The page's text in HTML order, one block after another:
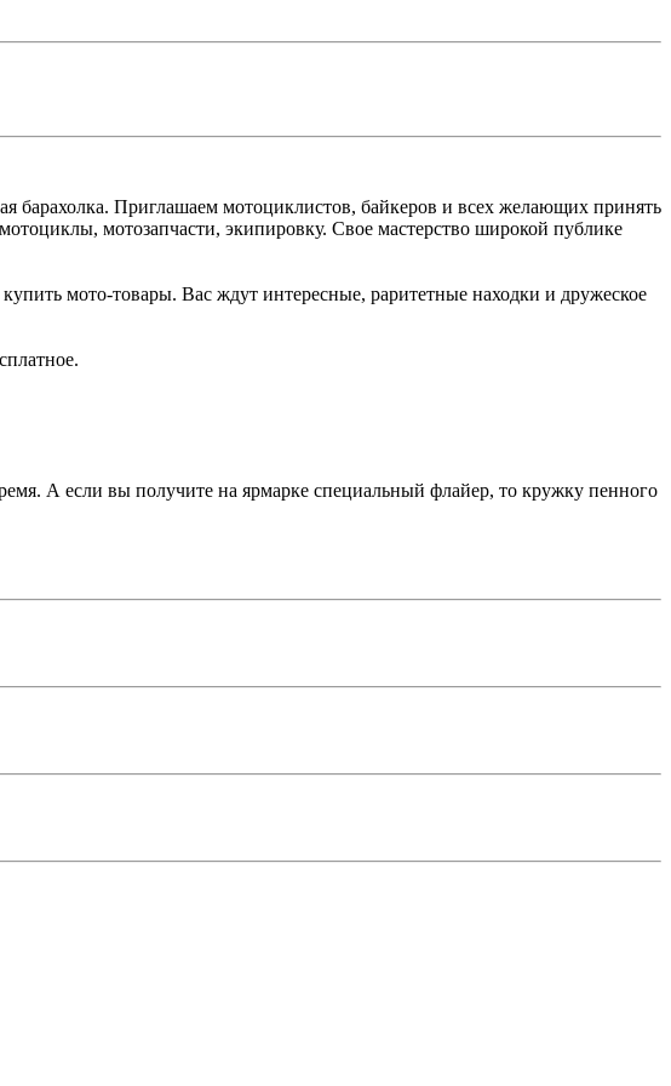
барахолка. Приглашаем мотоциклистов, байкеров и всех желающих принять
мотозапчасти, экипировку. Свое мастерство широкой публике
мото-товары. Вас ждут интересные, раритетные находки и дружеское
А если вы получите на ярмарке специальный флайер, то кружку пенного